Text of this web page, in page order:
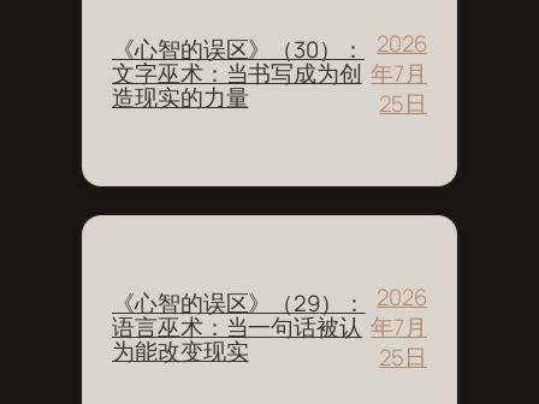
《心智的误区》（30）：
文字巫术：当书写成为创
造现实的力量
2026
年7月
25日
《心智的误区》（29）：
语言巫术：当一句话被认
为能改变现实
2026
年7月
25日